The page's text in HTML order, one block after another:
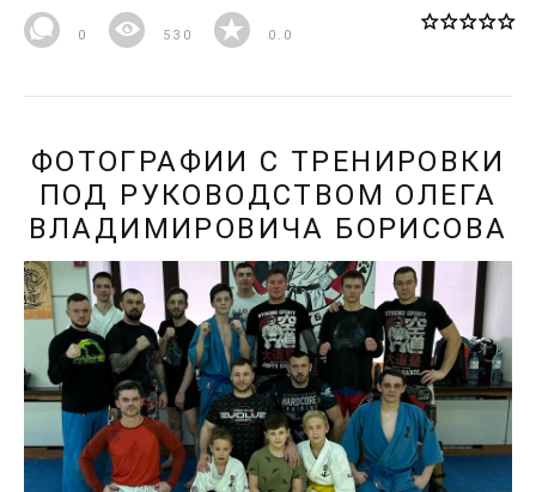
0 530 0.0
ФОТОГРАФИИ С ТРЕНИРОВКИ
ПОД РУКОВОДСТВОМ ОЛЕГА
ВЛАДИМИРОВИЧА БОРИСОВА